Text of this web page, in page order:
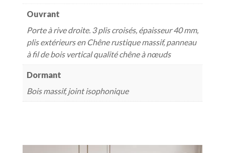
Ouvrant
Porte à rive droite. 3 plis croisés, épaisseur 40 mm,
plis extérieurs en Chêne rustique massif, panneau
à fil de bois vertical qualité chêne à nœuds
Dormant
Bois massif, joint isophonique